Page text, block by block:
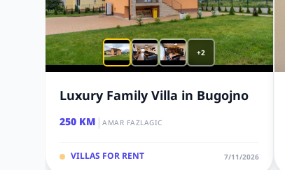
+2
Luxury Family Villa in Bugojno
250 KM|AMAR FAZLAGIC
VILLAS FOR RENT 7/11/2026